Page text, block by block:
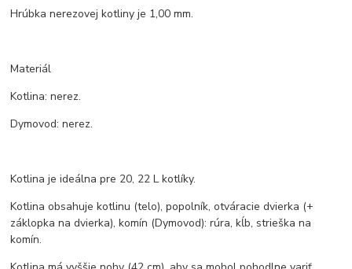
Hrúbka nerezovej kotliny je 1,00 mm.
Materiál
Kotlina: nerez.
Dymovod: nerez.
Kotlina je ideálna pre 20, 22 L kotlíky.
Kotlina obsahuje kotlinu (telo), popolník, otváracie dvierka (+
záklopka na dvierka), komín (Dymovod): rúra, kĺb, strieška na
komín.